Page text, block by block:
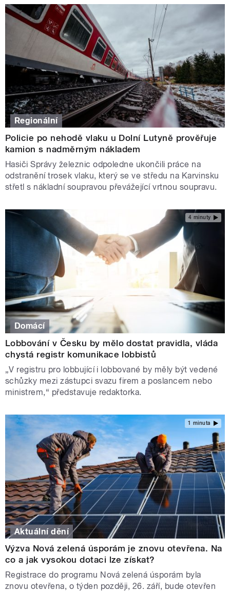
Regionální
Policie po nehodě vlaku u Dolní Lutyně prověřuje
kamion s nadměrným nákladem
Hasiči Správy železnic odpoledne ukončili práce na
odstranění trosek vlaku, který se ve středu na Karvinsku
střetl s nákladní soupravou převážející vrtnou soupravu.
4 minuty
Domácí
Lobbování v Česku by mělo dostat pravidla, vláda
chystá registr komunikace lobbistů
„V registru pro lobbující i lobbované by měly být vedené
schůzky mezi zástupci svazu firem a poslancem nebo
ministrem,“ představuje redaktorka.
1 minuta
Aktuální dění
Výzva Nová zelená úsporám je znovu otevřena. Na
co a jak vysokou dotaci lze získat?
Registrace do programu Nová zelená úsporám byla
znovu otevřena, o týden později, 26. září, bude otevřen